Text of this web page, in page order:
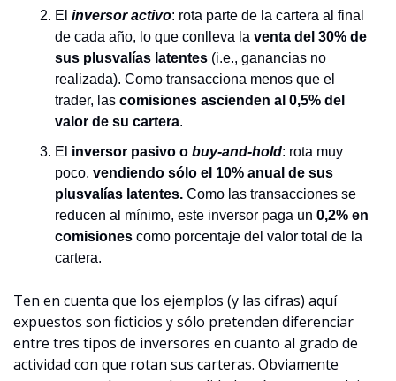
El inversor activo: rota parte de la cartera al final
de cada año, lo que conlleva la venta del 30% de
sus plusvalías latentes (i.e., ganancias no
realizada). Como transacciona menos que el
trader, las comisiones ascienden al 0,5% del
valor de su cartera.
El inversor pasivo o buy-and-hold: rota muy
poco, vendiendo sólo el 10% anual de sus
plusvalías latentes. Como las transacciones se
reducen al mínimo, este inversor paga un 0,2% en
comisiones como porcentaje del valor total de la
cartera.
Ten en cuenta que los ejemplos (y las cifras) aquí
expuestos son ficticios y sólo pretenden diferenciar
entre tres tipos de inversores en cuanto al grado de
actividad con que rotan sus carteras. Obviamente